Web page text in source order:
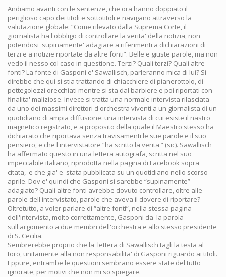
Andiamo avanti con le sentenze, che ora hanno doppiato il
periglioso capo dei titoli e sottotitoli e navigano attraverso la
valutazione globale: “Come rilevato dalla Suprema Corte, il
giornalista ha l'obbligo di controllare la verita' della notizia, non
potendosi 'supinamente' adagiare a riferimenti a dichiarazioni di
terzi e a notizie riportate da altre fonti”. Belle e giuste parole, ma non
vedo il nesso col caso in questione. Terzi? Quali terzi? Quali altre
fonti? La fonte di Gasponi e' Sawallisch, parleranno mica di lui? Si
direbbe che qui si stia trattando di chiacchiere di pianerottolo, di
pettegolezzi orecchiati mentre si sta dal barbiere e poi riportati con
finalita' maliziose. Invece si tratta una normale intervista rilasciata
da uno dei massimi direttori d'orchestra viventi a un giornalista di un
quotidiano di ampia diffusione: una intervista di cui esiste il nastro
magnetico registrato, e a proposito della quale il Maestro stesso ha
dichiarato che riportava senza travisamenti le sue parole e il suo
pensiero, e che l'intervistatore “ha scritto la verita'” (sic). Sawallisch
ha affermato questo in una lettera autografa, scritta nel suo
impeccabile italiano, riprodotta nella pagina di Facebook sopra
citata, e che gia' e' stata pubblicata su un quotidiano nello scorso
aprile. Dov'e' quindi che Gasponi si sarebbe “supinamente”
adagiato? Quali altre fonti avrebbe dovuto controllare, oltre alle
parole dell'intervistato, parole che aveva il dovere di riportare?
Oltretutto, a voler parlare di “altre fonti”, nella stessa pagina
dell'intervista, molto correttamente, Gasponi da' la parola
sull'argomento a due membri dell'orchestra e allo stesso presidente
di S. Cecilia.
Sembrerebbe proprio che la lettera di Sawallisch tagli la testa al
toro, unitamente alla non responsabilita' di Gasponi riguardo ai titoli.
Eppure, entrambe le questioni sembrano essere state del tutto
ignorate, per motivi che non mi so spiegare.